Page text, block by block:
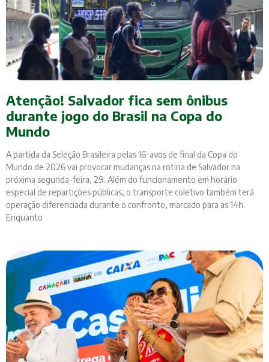
Atenção! Salvador fica sem ônibus
durante jogo do Brasil na Copa do
Mundo
A partida da Seleção Brasileira pelas 16-avos de final da Copa do
Mundo de 2026 vai provocar mudanças na rotina de Salvador na
próxima segunda-feira, 29. Além do funcionamento em horário
especial de repartições públicas, o transporte coletivo também terá
operação diferenciada durante o confronto, marcado para as 14h.
Enquanto